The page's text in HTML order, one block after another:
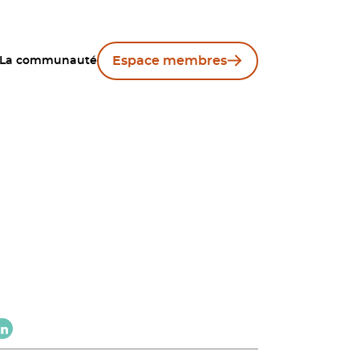
La communauté Espace membres